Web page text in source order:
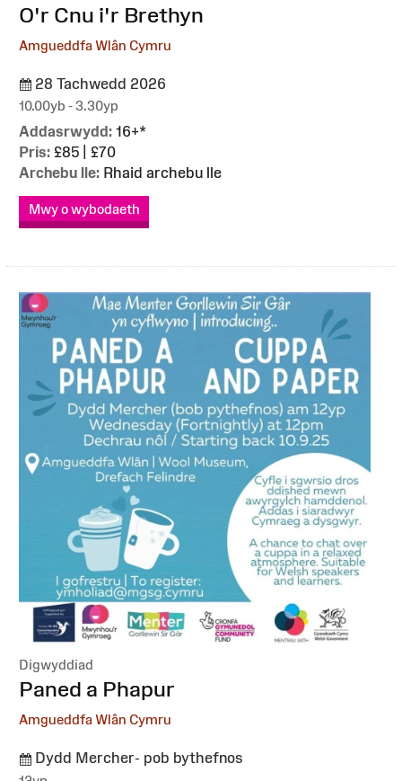
O'r Cnu i'r Brethyn
Amgueddfa Wlân Cymru
28 Tachwedd 2026
10.00yb - 3.30yp
Addasrwydd: 16+*
Pris: £85 | £70
Archebu lle: Rhaid archebu lle
Mwy o wybodaeth
Digwyddiad
:Paned a Phapur
Amgueddfa Wlân Cymru
Dydd Mercher- pob bythefnos